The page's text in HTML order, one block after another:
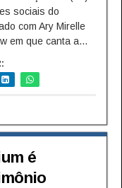
sociais do
com Ary Mirelle
em que canta a...
é